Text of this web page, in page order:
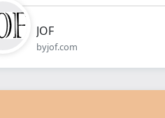
JOF
byjof.com